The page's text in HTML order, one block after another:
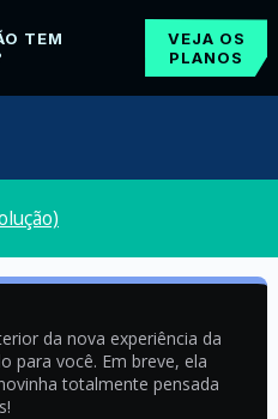
TEM
VEJA OS
PLANOS
da nova experiência da
para você. Em breve, ela
totalmente pensada